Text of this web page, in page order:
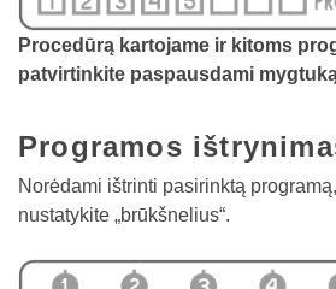
Procedūrą kartojame ir kitoms
patvirtinkite paspausdami
Programos
Norėdami ištrinti pasirinktą
nustatykite „brūkšnelius“.